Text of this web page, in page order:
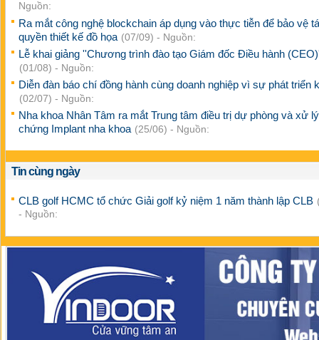
Nguồn:
Ra mắt công nghệ blockchain áp dụng vào thực tiễn để bảo vệ
quyền thiết kế đồ họa (07/09) - Nguồn:
Lễ khai giảng ''Chương trình đào tạo Giám đốc Điều hành
(01/08) - Nguồn:
Diễn đàn báo chí đồng hành cùng doanh nghiệp vì sự phát triển
(02/07) - Nguồn:
Nha khoa Nhân Tâm ra mắt Trung tâm điều trị dự phòng và xử
chứng Implant nha khoa (25/06) - Nguồn:
Tin cùng ngày
CLB golf HCMC tổ chức Giải golf kỷ niệm 1 năm thành lập CLB
- Nguồn: